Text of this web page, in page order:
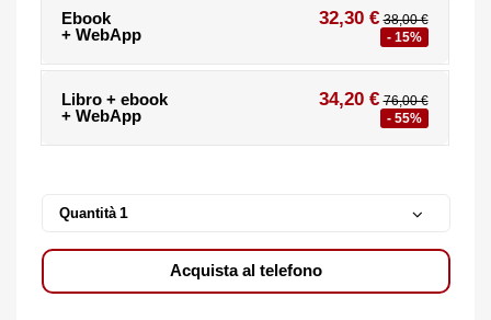
Ebook
+ WebApp
32,30 € 38,00 €
- 15%
Libro + ebook
+ WebApp
34,20 € 76,00 €
- 55%
Quantità
Acquista al telefono